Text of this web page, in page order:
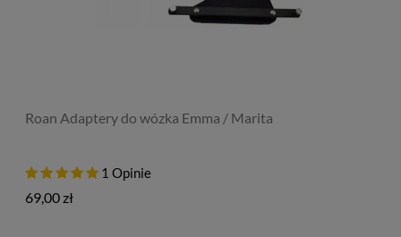
Roan Adaptery do wózka Emma / Marita
1 Opinie
69,00 zł